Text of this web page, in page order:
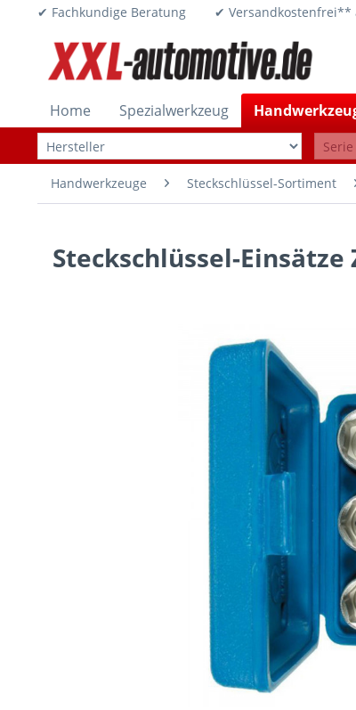
✔ Fachkundige Beratung ✔
Home Spezialwerkzeug
Handwerkzeuge Steckschlüssel-Sortiment
Steckschlüssel-Einsätze